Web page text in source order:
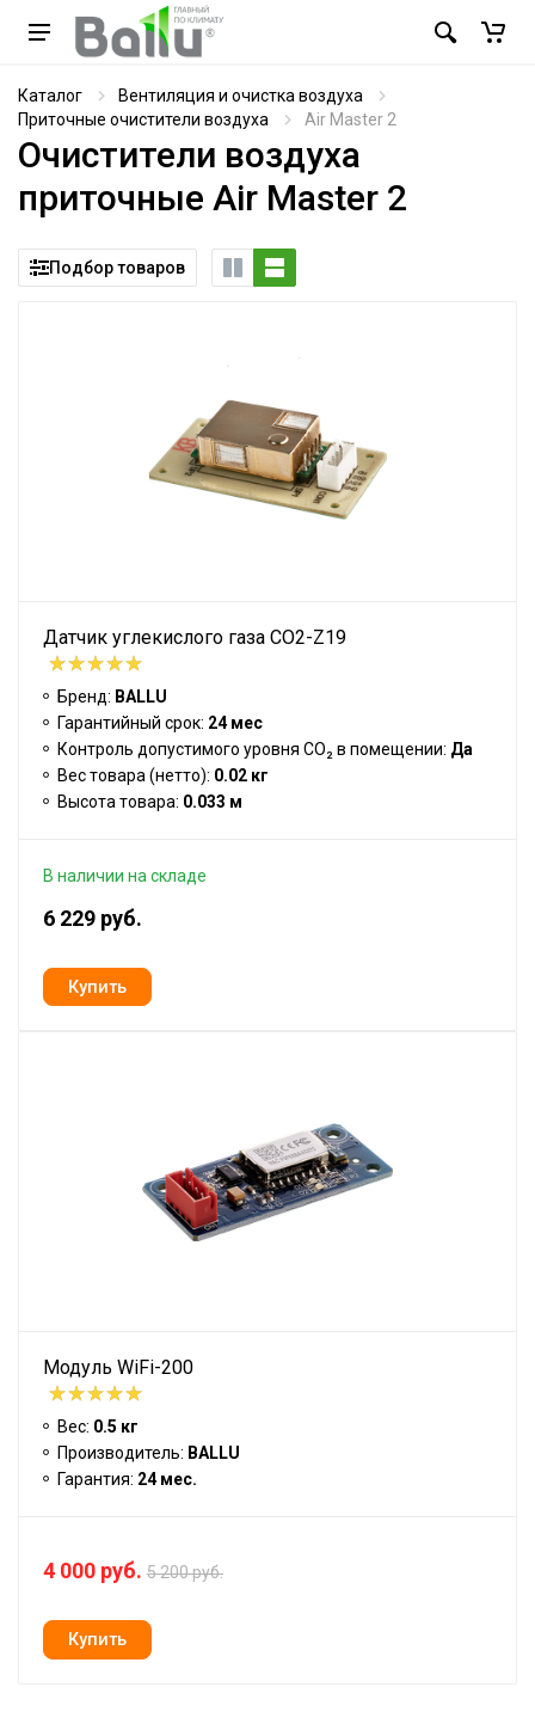
Каталог
Вентиляция и очистка воздуха
Приточные очистители воздуха
Air Master 2
Очистители воздуха
приточные Air Master 2
Подбор товаров
Датчик углекислого газа CO2-Z19
Бренд: BALLU
Гарантийный срок: 24 мес
Контроль допустимого уровня CO₂ в помещении: Да
Вес товара (нетто): 0.02 кг
Высота товара: 0.033 м
В наличии на складе
6 229 руб.
Модуль WiFi-200
Вес: 0.5 кг
Производитель: BALLU
Гарантия: 24 мес.
4 000 руб. 5 200 руб.